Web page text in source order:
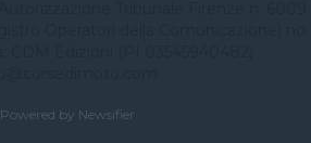
Powered by Newsifier